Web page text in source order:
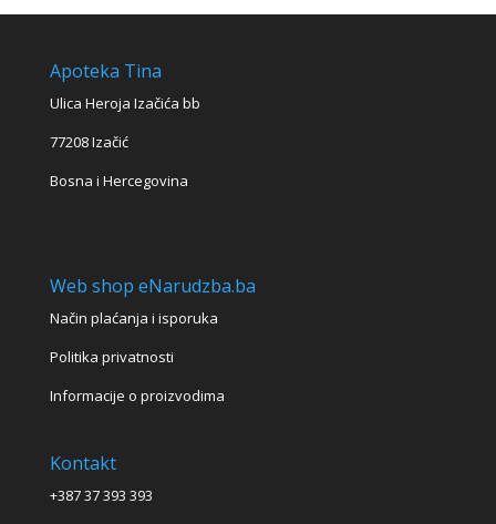
Apoteka Tina
Ulica Heroja Izačića bb
77208 Izačić
Bosna i Hercegovina
Web shop eNarudzba.ba
Način plaćanja i isporuka
Politika privatnosti
Informacije o proizvodima
Kontakt
+387 37 393 393